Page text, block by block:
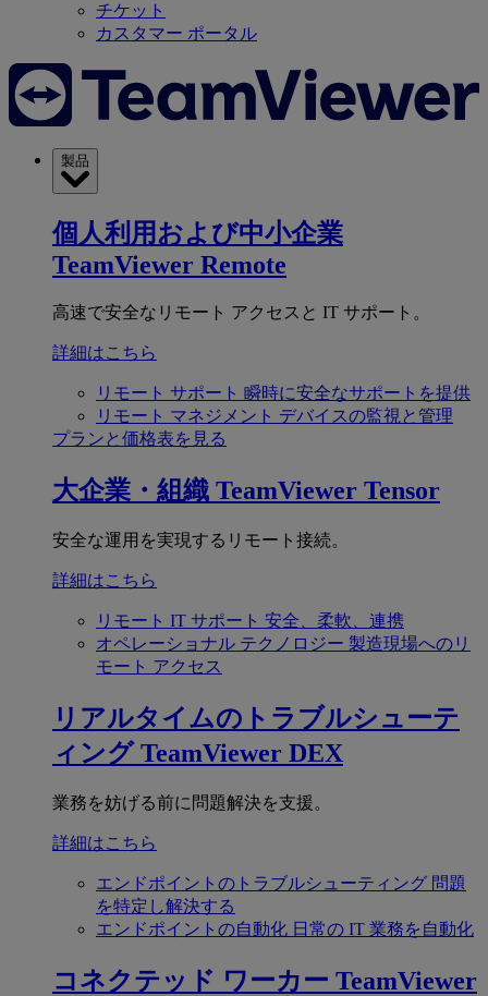
チケット
カスタマー ポータル
製品
個人利用および中小企業
TeamViewer Remote
高速で安全なリモート アクセスと IT サポート。
詳細はこちら
リモート サポート 瞬時に安全なサポートを提供
リモート マネジメント デバイスの監視と管理
プランと価格表を見る
大企業・組織 TeamViewer Tensor
安全な運用を実現するリモート接続。
詳細はこちら
リモート IT サポート 安全、柔軟、連携
オペレーショナル テクノロジー 製造現場へのリ
モート アクセス
リアルタイムのトラブルシューテ
ィング TeamViewer DEX
業務を妨げる前に問題解決を支援。
詳細はこちら
エンドポイントのトラブルシューティング 問題
を特定し解決する
エンドポイントの自動化 日常の IT 業務を自動化
コネクテッド ワーカー TeamViewer